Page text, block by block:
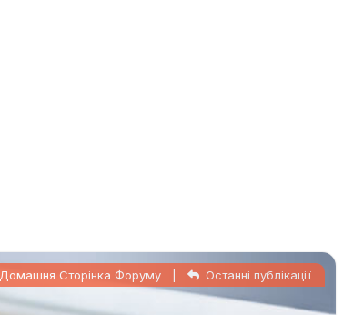
Домашня Сторінка Форуму Останні публікації